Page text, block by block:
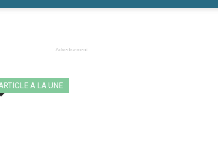
- Advertisement -
A LA UNE